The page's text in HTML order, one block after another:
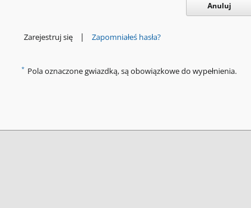
Anuluj
Zarejestruj się | Zapomniałeś hasła?
* Pola oznaczone gwiazdką, są obowiązkowe do wypełnienia.